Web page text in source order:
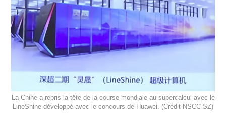
La Chine a repris la tête de la course mondiale au supercalcul avec le
LineShine développé avec le concours de Huawei. (Crédit NSCC‑SZ)